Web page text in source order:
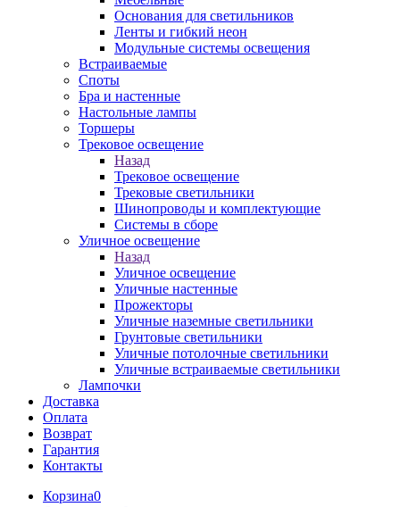
Основания для светильников
Ленты и гибкий неон
Модульные системы освещения
Встраиваемые
Споты
Бра и настенные
Настольные лампы
Торшеры
Трековое освещение
Назад
Трековое освещение
Трековые светильники
Шинопроводы и комплектующие
Системы в сборе
Уличное освещение
Назад
Уличное освещение
Уличные настенные
Прожекторы
Уличные наземные светильники
Грунтовые светильники
Уличные потолочные светильники
Уличные встраиваемые светильники
Лампочки
Доставка
Оплата
Возврат
Гарантия
Контакты
Корзина0